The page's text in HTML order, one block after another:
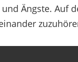
Ängste. Auf